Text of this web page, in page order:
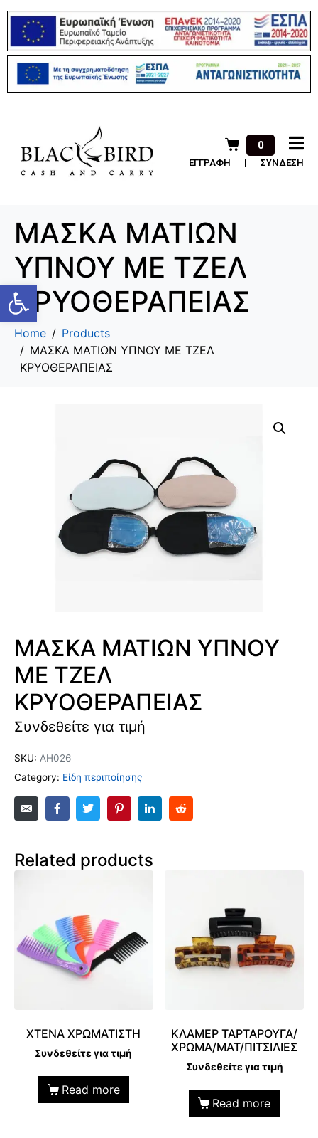
Ανοίξτε τη γραμμή εργαλείων
0
ΕΓΓΡΑΦΗ ΣΥΝΔΕΣΗ
ΜΑΣΚΑ ΜΑΤΙΩΝ
ΥΠΝΟΥ ΜΕ ΤΖΕΛ
ΚΡΥΟΘΕΡΑΠΕΙΑΣ
Home
Products
ΜΑΣΚΑ ΜΑΤΙΩΝ ΥΠΝΟΥ ΜΕ ΤΖΕΛ
ΚΡΥΟΘΕΡΑΠΕΙΑΣ
ΜΑΣΚΑ ΜΑΤΙΩΝ ΥΠΝΟΥ
ΜΕ ΤΖΕΛ
ΚΡΥΟΘΕΡΑΠΕΙΑΣ
Συνδεθείτε για τιμή
SKU: ΑΗ026
Category: Είδη περιποίησης
Related products
ΧΤΕΝΑ ΧΡΩΜΑΤΙΣΤΗ
Συνδεθείτε για τιμή
Read more
ΚΛΑΜΕΡ ΤΑΡΤΑΡΟΥΓΑ/
ΧΡΩΜΑ/ΜΑΤ/ΠΙΤΣΙΛΙΕΣ
Συνδεθείτε για τιμή
Read more